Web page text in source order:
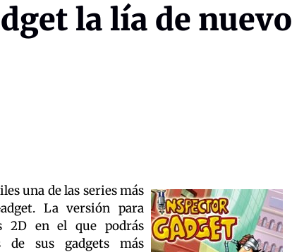
la lía de nuevo
una de las series más
La versión para
2D en el que podrás
de sus gadgets más